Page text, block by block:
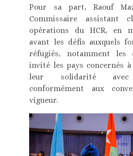
Pour sa part, Raouf
Commissaire assistant
opérations du HCR, en
avant les défis auxquels
réfugiés, notamment les
invité les pays concernés
leur solidarité avec
conformément aux
vigueur.